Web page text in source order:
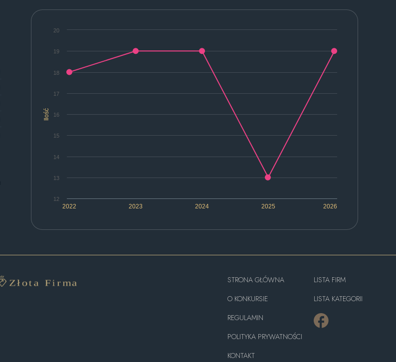
Ilość
2022 2023 2024 2025 2026
12
13
14
15
16
17
18
19
20
STRONA GŁÓWNA
O KONKURSIE
REGULAMIN
POLITYKA PRYWATNOŚCI
KONTAKT
LISTA FIRM
LISTA KATEGORII